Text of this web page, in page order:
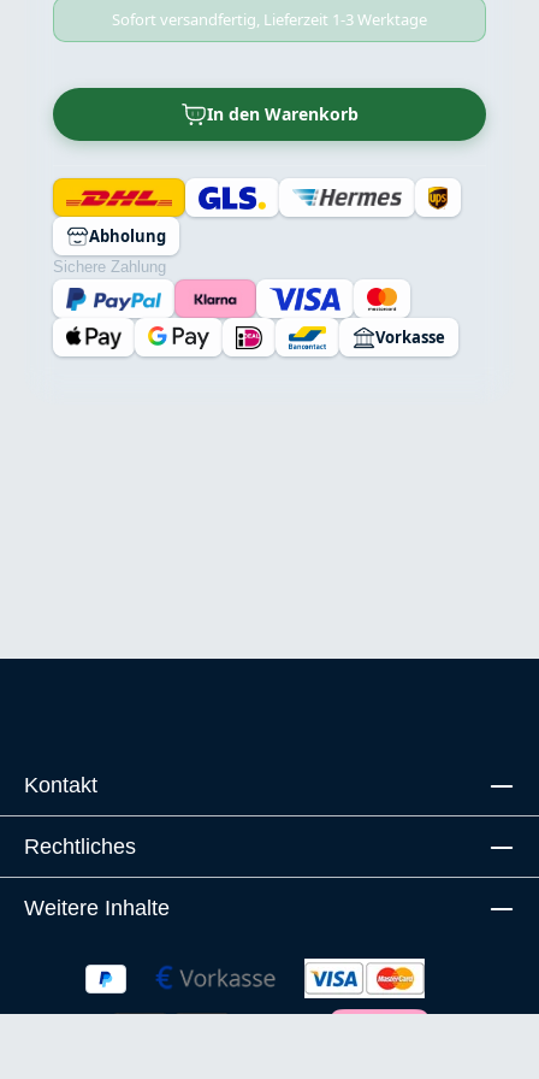
Sofort versandfertig, Lieferzeit 1-3 Werktage
In den Warenkorb
Abholung
Sichere Zahlung
Vorkasse
Kontakt
Rechtliches
Weitere Inhalte